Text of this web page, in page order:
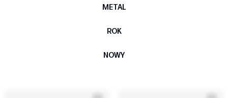
METAL
ROK
NOWY